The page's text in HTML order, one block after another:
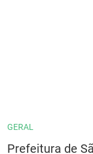
GERAL
Prefeitura de